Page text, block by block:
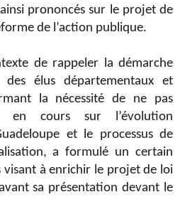
prononcés sur le projet de
de l’action publique.
de rappeler la démarche
élus départementaux et
la nécessité de ne pas
en cours sur l’évolution
et le processus de
a formulé un certain
à enrichir le projet de loi
sa présentation devant le